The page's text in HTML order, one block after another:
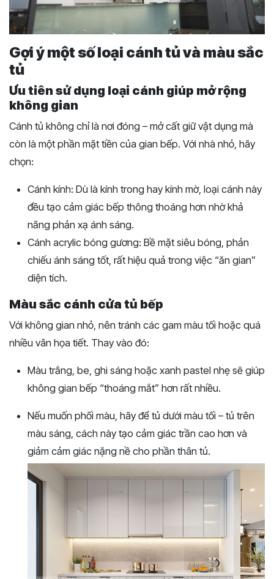
Gợi ý một số loại cánh tủ và màu sắc
tủ
Ưu tiên sử dụng loại cánh giúp mở rộng
không gian
Cánh tủ không chỉ là nơi đóng – mở cất giữ vật dụng mà
còn là một phần mặt tiền của gian bếp. Với nhà nhỏ, hãy
chọn:
Cánh kính: Dù là kính trong hay kính mờ, loại cánh này
đều tạo cảm giác bếp thông thoáng hơn nhờ khả
năng phản xạ ánh sáng.
Cánh acrylic bóng gương: Bề mặt siêu bóng, phản
chiếu ánh sáng tốt, rất hiệu quả trong việc “ăn gian”
diện tích.
Màu sắc cánh cửa tủ bếp
Với không gian nhỏ, nên tránh các gam màu tối hoặc quá
nhiều vân họa tiết. Thay vào đó:
Màu trắng, be, ghi sáng hoặc xanh pastel nhẹ sẽ giúp
không gian bếp “thoáng mắt” hơn rất nhiều.
Nếu muốn phối màu, hãy để tủ dưới màu tối – tủ trên
màu sáng, cách này tạo cảm giác trần cao hơn và
giảm cảm giác nặng nề cho phần thân tủ.